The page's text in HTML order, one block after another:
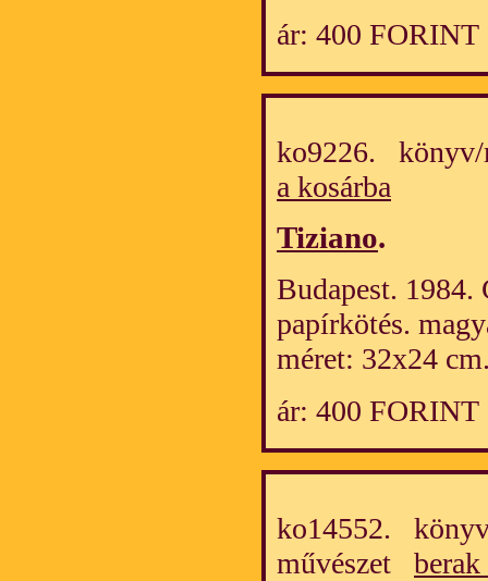
ár: 400 FORINT
ko9226. könyv/
a kosárba
Tiziano.
Budapest.
papírkötés.
méret: 32x24
ár: 400 FORINT
ko14552.
művészet berak